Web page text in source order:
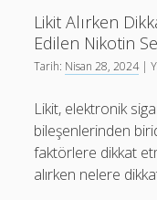
Likit Alırken
Edilen Nikotin
Tarih: Nisan 28, 2024|
Likit, elektronik
bileşenlerinden
faktörlere dikkat
alırken nelere